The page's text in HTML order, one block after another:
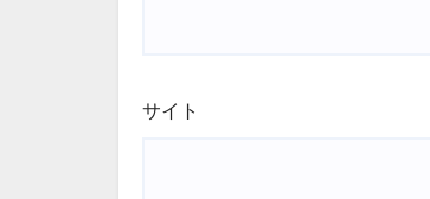
サイト